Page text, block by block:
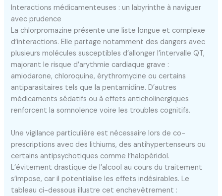
Interactions médicamenteuses : un labyrinthe à naviguer
avec prudence
La chlorpromazine présente une liste longue et complexe
d’interactions. Elle partage notamment des dangers avec
plusieurs molécules susceptibles d’allonger l’intervalle QT,
majorant le risque d’arythmie cardiaque grave :
amiodarone, chloroquine, érythromycine ou certains
antiparasitaires tels que la pentamidine. D’autres
médicaments sédatifs ou à effets anticholinergiques
renforcent la somnolence voire les troubles cognitifs.
Une vigilance particulière est nécessaire lors de co-
prescriptions avec des lithiums, des antihypertenseurs ou
certains antipsychotiques comme l’halopéridol.
L’évitement drastique de l’alcool au cours du traitement
s’impose, car il potentialise les effets indésirables. Le
tableau ci-dessous illustre cet enchevêtrement :